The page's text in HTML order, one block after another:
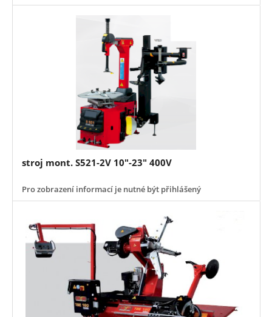
stroj mont. S521-2V 10"-23" 400V
Pro zobrazení informací je nutné být přihlášený